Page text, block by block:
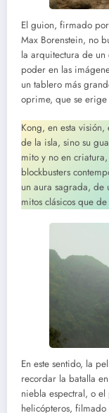
El guion, firmado
Max Borenstein, no
la arquitectura de un
poder en las
un tablero más
oprime, que se erige
Kong, en esta
de la isla, sino su
mito y no en
blockbusters
un aura sagrada, de
mitos clásicos que
En este sentido, la
recordar la batalla
niebla espectral, o
helicópteros,